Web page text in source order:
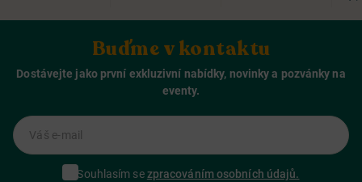
Buďme v kontaktu
Dostávejte jako první exkluzivní nabídky, novinky a pozvánky na
eventy.
Váš e-mail
Souhlasím sezpracováním osobních údajů.